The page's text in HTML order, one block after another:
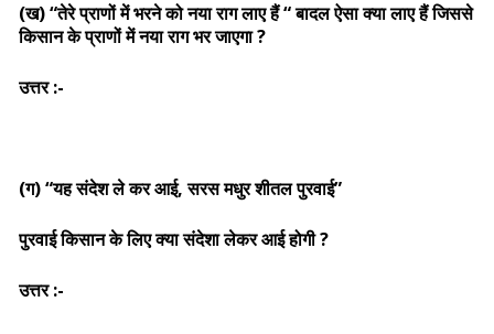
(ख) “तेरे प्राणों में भरने को नया राग लाए हैं “ बादल ऐसा क्या लाए हैं जिससे
किसान के प्राणों में नया राग भर जाएगा ?
उत्तर :-
(ग) “यह संदेश ले कर आई, सरस मधुर शीतल पुरवाई”
पुरवाई किसान के लिए क्या संदेशा लेकर आई होगी ?
उत्तर :-